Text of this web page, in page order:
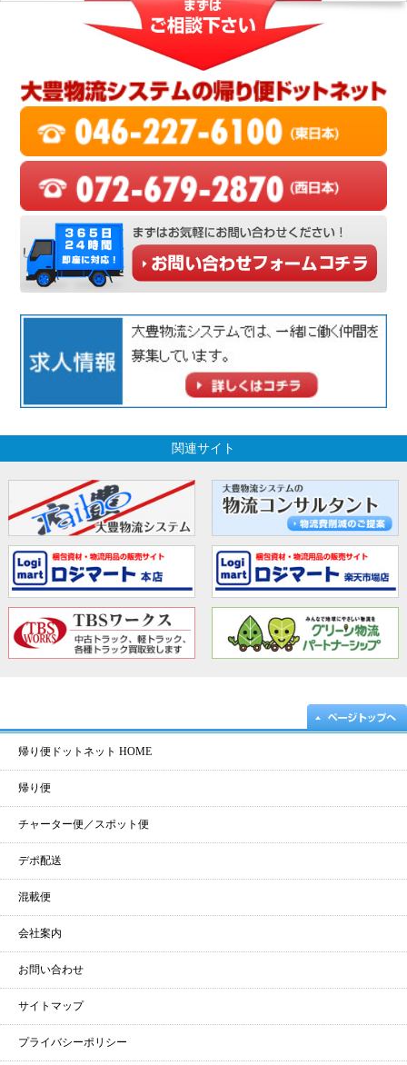
関連サイト
帰り便ドットネット HOME
帰り便
チャーター便／スポット便
デポ配送
混載便
会社案内
お問い合わせ
サイトマップ
プライバシーポリシー